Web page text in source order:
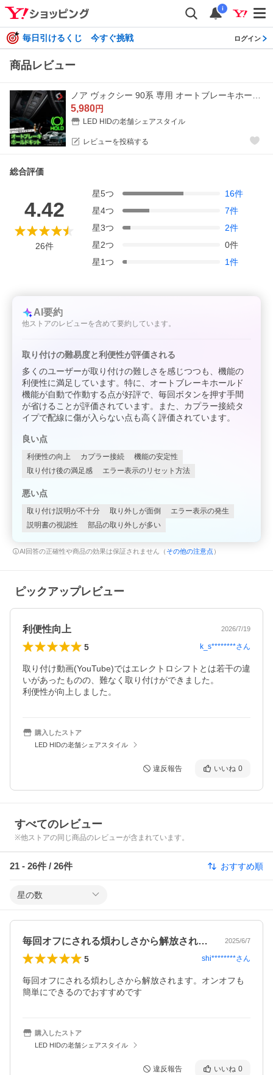
i
毎日引けるくじ 今すぐ挑戦 ログイン
商品レビュー
5,980円
LED HIDの老舗シェアスタイル
レビューを投稿する
総合評価
4.42
26件
星5つ 16件
星4つ 7件
星3つ 2件
星2つ 0件
星1つ 1件
AI要約
他ストアのレビューを含めて要約しています。
取り付けの難易度と利便性が評価される
多くのユーザーが取り付けの難しさを感じつつも、機能の
利便性に満足しています。特に、オートブレーキホールド
機能が自動で作動する点が好評で、毎回ボタンを押す手間
が省けることが評価されています。また、カプラー接続タ
イプで配線に傷が入らない点も高く評価されています。
良い点
利便性の向上 カプラー接続
機能の安定性
取り付け後の満足感
エラー表示のリセット方法
悪い点
取り付け説明が不十分 取り外しが面倒
エラー表示の発生
説明書の視認性
部品の取り外しが多い
AI回答の正確性や商品の効果は保証されません（ その他の注意点 ）
ピックアップレビュー
利便性向上 2026/7/19
5 k_s********さん
取り付け動画(YouTube)ではエレクトロシフトとは若干の違
いがあったものの、難なく取り付けができました。
利便性が向上しました。
購入したストア
LED HIDの老舗シェアスタイル
違反報告 いいね 0
すべてのレビュー
※他ストアの同じ商品のレビューが含まれています。
21 - 26件 / 26件 おすすめ順
星の数
毎回オフにされる煩わしさから解放されま… 2025/6/7
5 shi********さん
毎回オフにされる煩わしさから解放されます。オンオフも
簡単にできるのでおすすめです
購入したストア
LED HIDの老舗シェアスタイル
違反報告 いいね 0